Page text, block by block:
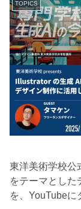
TOPICS
東洋美術学校公
をテーマとした
を、YouTubeに